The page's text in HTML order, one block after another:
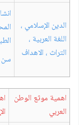
الدين الإسلامي ،
اللغة العربية ،
التراث ، الاهداف
سن
اهمية موثع الوطن
العربي